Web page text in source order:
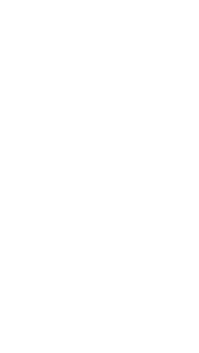
Tres jóvenes
identificados en
agresión a un